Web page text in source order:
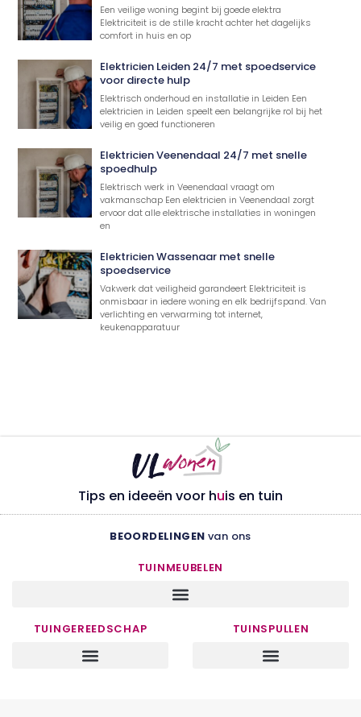
Een veilige woning begint bij goede elektra
Elektriciteit is de stille kracht achter het dagelijks
comfort in huis en op
Elektricien Leiden 24/7 met spoedservice
voor directe hulp
Elektrisch onderhoud en installatie in Leiden Een
elektricien in Leiden speelt een belangrijke rol bij het
veilig en goed functioneren
Elektricien Veenendaal 24/7 met snelle
spoedhulp
Elektrisch werk in Veenendaal vraagt om
vakmanschap Een elektricien in Veenendaal zorgt
ervoor dat alle elektrische installaties in woningen
en
Elektricien Wassenaar met snelle
spoedservice
Vakwerk dat veiligheid garandeert Elektriciteit is
onmisbaar in iedere woning en elk bedrijfspand. Van
verlichting en verwarming tot internet,
keukenapparatuur
Tips en ideeën voor huis en tuin
BEOORDELINGEN van ons
TUINMEUBELEN
TUINGEREEDSCHAP TUINSPULLEN